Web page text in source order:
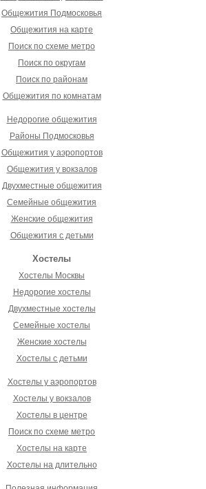
Общежития Подмосковья
Общежития на карте
Поиск по схеме метро
Поиск по округам
Поиск по районам
Общежития по комнатам
Недорогие общежития
Районы Подмосковья
Общежития у аэропортов
Общежития у вокзалов
Двухместные общежития
Семейные общежития
Женские общежития
Общежития с детьми
Хостелы
Хостелы Москвы
Недорогие хостелы
Двухместные хостелы
Семейные хостелы
Женские хостелы
Хостелы с детьми
Хостелы у аэропортов
Хостелы у вокзалов
Хостелы в центре
Поиск по схеме метро
Хостелы на карте
Хостелы на длительно